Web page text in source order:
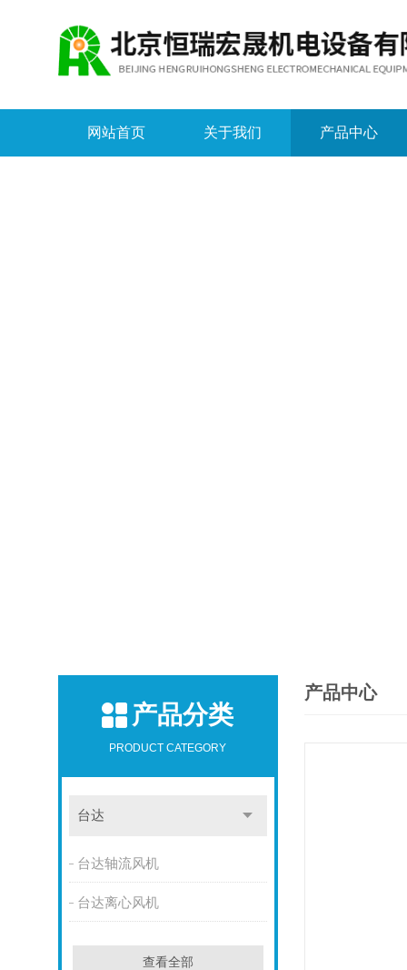
网站首页 关于我们 产品中心
产品分类
PRODUCT CATEGORY
台达
台达轴流风机
台达离心风机
查看全部
产品中心